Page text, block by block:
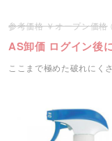
オープン価格
AS卸価 ログイン後
ここまで極めた破れにくさ